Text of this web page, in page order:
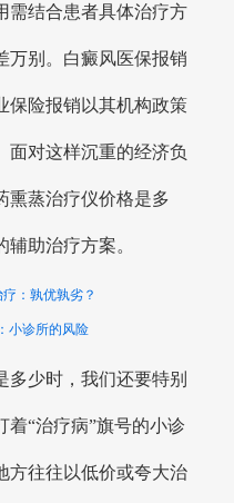
需结合患者具体治疗方
万别。白癜风医保报销
保险报销以其机构政策
面对这样沉重的经济负
熏蒸治疗仪价格是多
助治疗方案。
：孰优孰劣？
小诊所的风险
多少时，我们还要特别
着“治疗病”旗号的小诊
方往往以低价或夸大治